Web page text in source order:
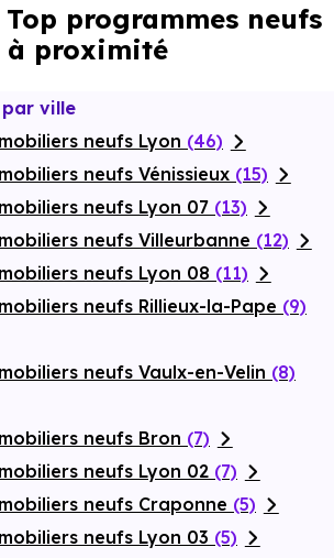
suite parentale, rangements intégrés et
1, pour un bien-être durable et une
maîtrisée. Un jardin partagé, pensé
Enfin, un parking souterrain sous le
parfaire les prestations de ce domaine
Top programmes neufs
à proximité
ville
neufs Lyon (46)
neufs Vénissieux (15)
neufs Lyon 07 (13)
neufs Villeurbanne (12)
neufs Lyon 08 (11)
neufs Rillieux-la-Pape (9)
neufs Vaulx-en-Velin (8)
neufs Bron (7)
neufs Lyon 02 (7)
neufs Craponne (5)
neufs Lyon 03 (5)